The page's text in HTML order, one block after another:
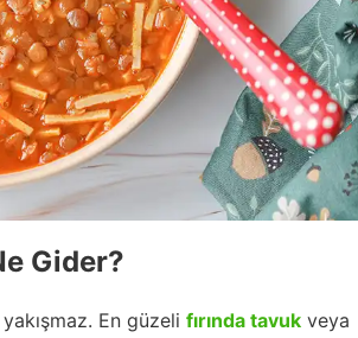
Gider?
yakışmaz. En güzeli fırında tavuk veya